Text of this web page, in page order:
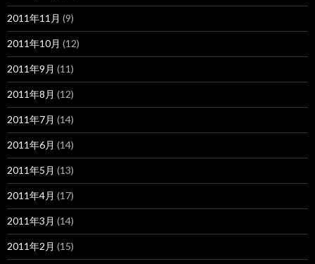
2011年11月 (9)
2011年10月 (12)
2011年9月 (11)
2011年8月 (12)
2011年7月 (14)
2011年6月 (14)
2011年5月 (13)
2011年4月 (17)
2011年3月 (14)
2011年2月 (15)